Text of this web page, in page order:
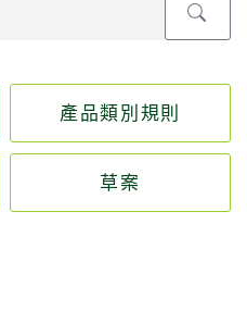
產品類別規則
草案